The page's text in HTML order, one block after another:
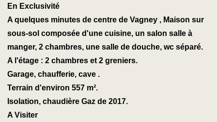
En Exclusivité
A quelques minutes de centre de Vagney , Maison sur
sous-sol composée d'une cuisine, un salon salle à
manger, 2 chambres, une salle de douche, wc séparé.
A l'étage : 2 chambres et 2 greniers.
Garage, chaufferie, cave .
Terrain d'environ 557 m².
Isolation, chaudière Gaz de 2017.
A Visiter